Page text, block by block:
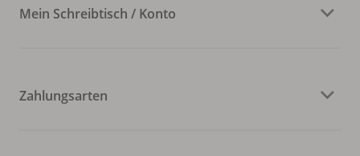
Mein Schreibtisch / Konto
Zahlungsarten